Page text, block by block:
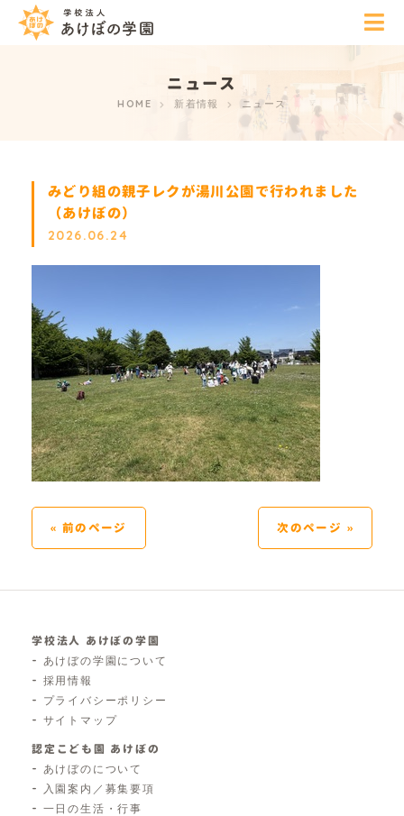
ニュース
HOME 新着情報 ニュース
みどり組の親子レクが湯川公園で行われました
（あけぼの）
2026.06.24
« 前のページ 次のページ »
学校法人 あけぼの学園
あけぼの学園について
採用情報
プライバシーポリシー
サイトマップ
認定こども園 あけぼの
あけぼのについて
入園案内／募集要項
一日の生活・行事